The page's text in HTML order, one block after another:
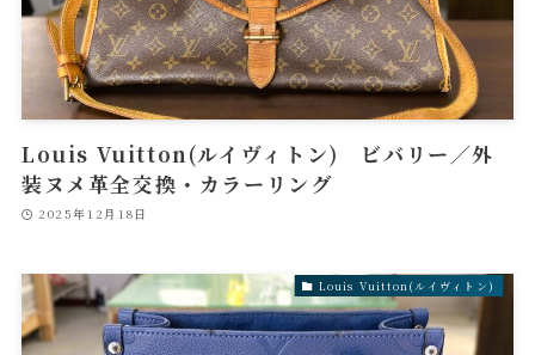
Louis Vuitton(ルイヴィトン) ビバリー／外
装ヌメ革全交換・カラーリング
2025年12月18日
Louis Vuitton(ルイヴィトン)